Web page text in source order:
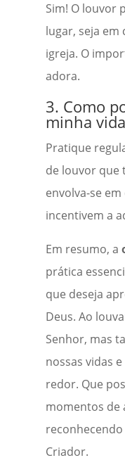
Sim! O louvor
lugar, seja em
igreja. O
adora.
3. Como
minha
Pratique
de louvor que
envolva-se
incentivem a
Em resumo, a
prática
que deseja
Deus. Ao
Senhor, mas
nossas vidas
redor. Que
momentos de
Criador.